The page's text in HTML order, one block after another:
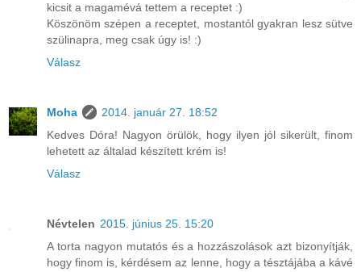
kicsit a magamévá tettem a receptet :)
Köszönöm szépen a receptet, mostantól gyakran lesz sütve
szülinapra, meg csak úgy is! :)
Válasz
Moha
2014. január 27. 18:52
Kedves Dóra! Nagyon örülök, hogy ilyen jól sikerült, finom
lehetett az általad készített krém is!
Válasz
Névtelen 2015. június 25. 15:20
A torta nagyon mutatós és a hozzászolások azt bizonyítják,
hogy finom is, kérdésem az lenne, hogy a tésztájába a kávé